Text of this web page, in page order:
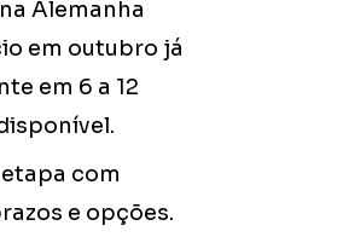
Alemanha
em outubro já
em 6 a 12
com
e opções.